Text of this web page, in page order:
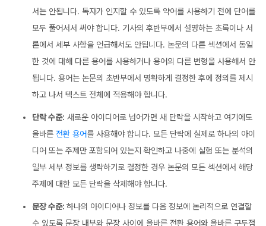
서는 안됩니다. 독자가 인지할 수 있도록 약어를 사용하기 전에 단어를
모두 풀어서서 써야 합니다. 기사의 후반부에서 설명하는 초록이나 서
론에서 세부 사항을 언급해서도 안됩니다. 논문의 다른 섹션에서 동일
한 것에 대해 다른 용어를 사용하거나 용어의 다른 변형을 사용해서 안
됩니다. 용어는 논문의 초반부에서 명확하게 결정한 후에 정의를 제시
하고 나서 텍스트 전체에 적용해야 합니다.
단락 수준: 새로운 아이디어로 넘어가면 새 단락을 시작하고 여기에도
올바른 전환 용어를 사용해야 합니다. 모든 단락에 실제로 하나의 아이
디어 또는 주제만 포함되어 있는지 확인하고 나중에 실험 또는 분석의
일부 세부 정보를 생략하기로 결정한 경우 논문의 모든 섹션에서 해당
주제에 대한 모든 단락을 삭제해야 합니다.
문장 수준:하나의 아이디어나 정보를 다음 정보에 논리적으로 연결할
수 있도록 문장 내부와 문장 사이에 올바른 전환 용어와 올바른 구두점